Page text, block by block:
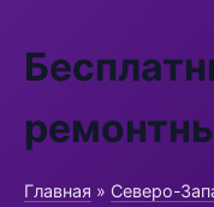
Главная » Северо-